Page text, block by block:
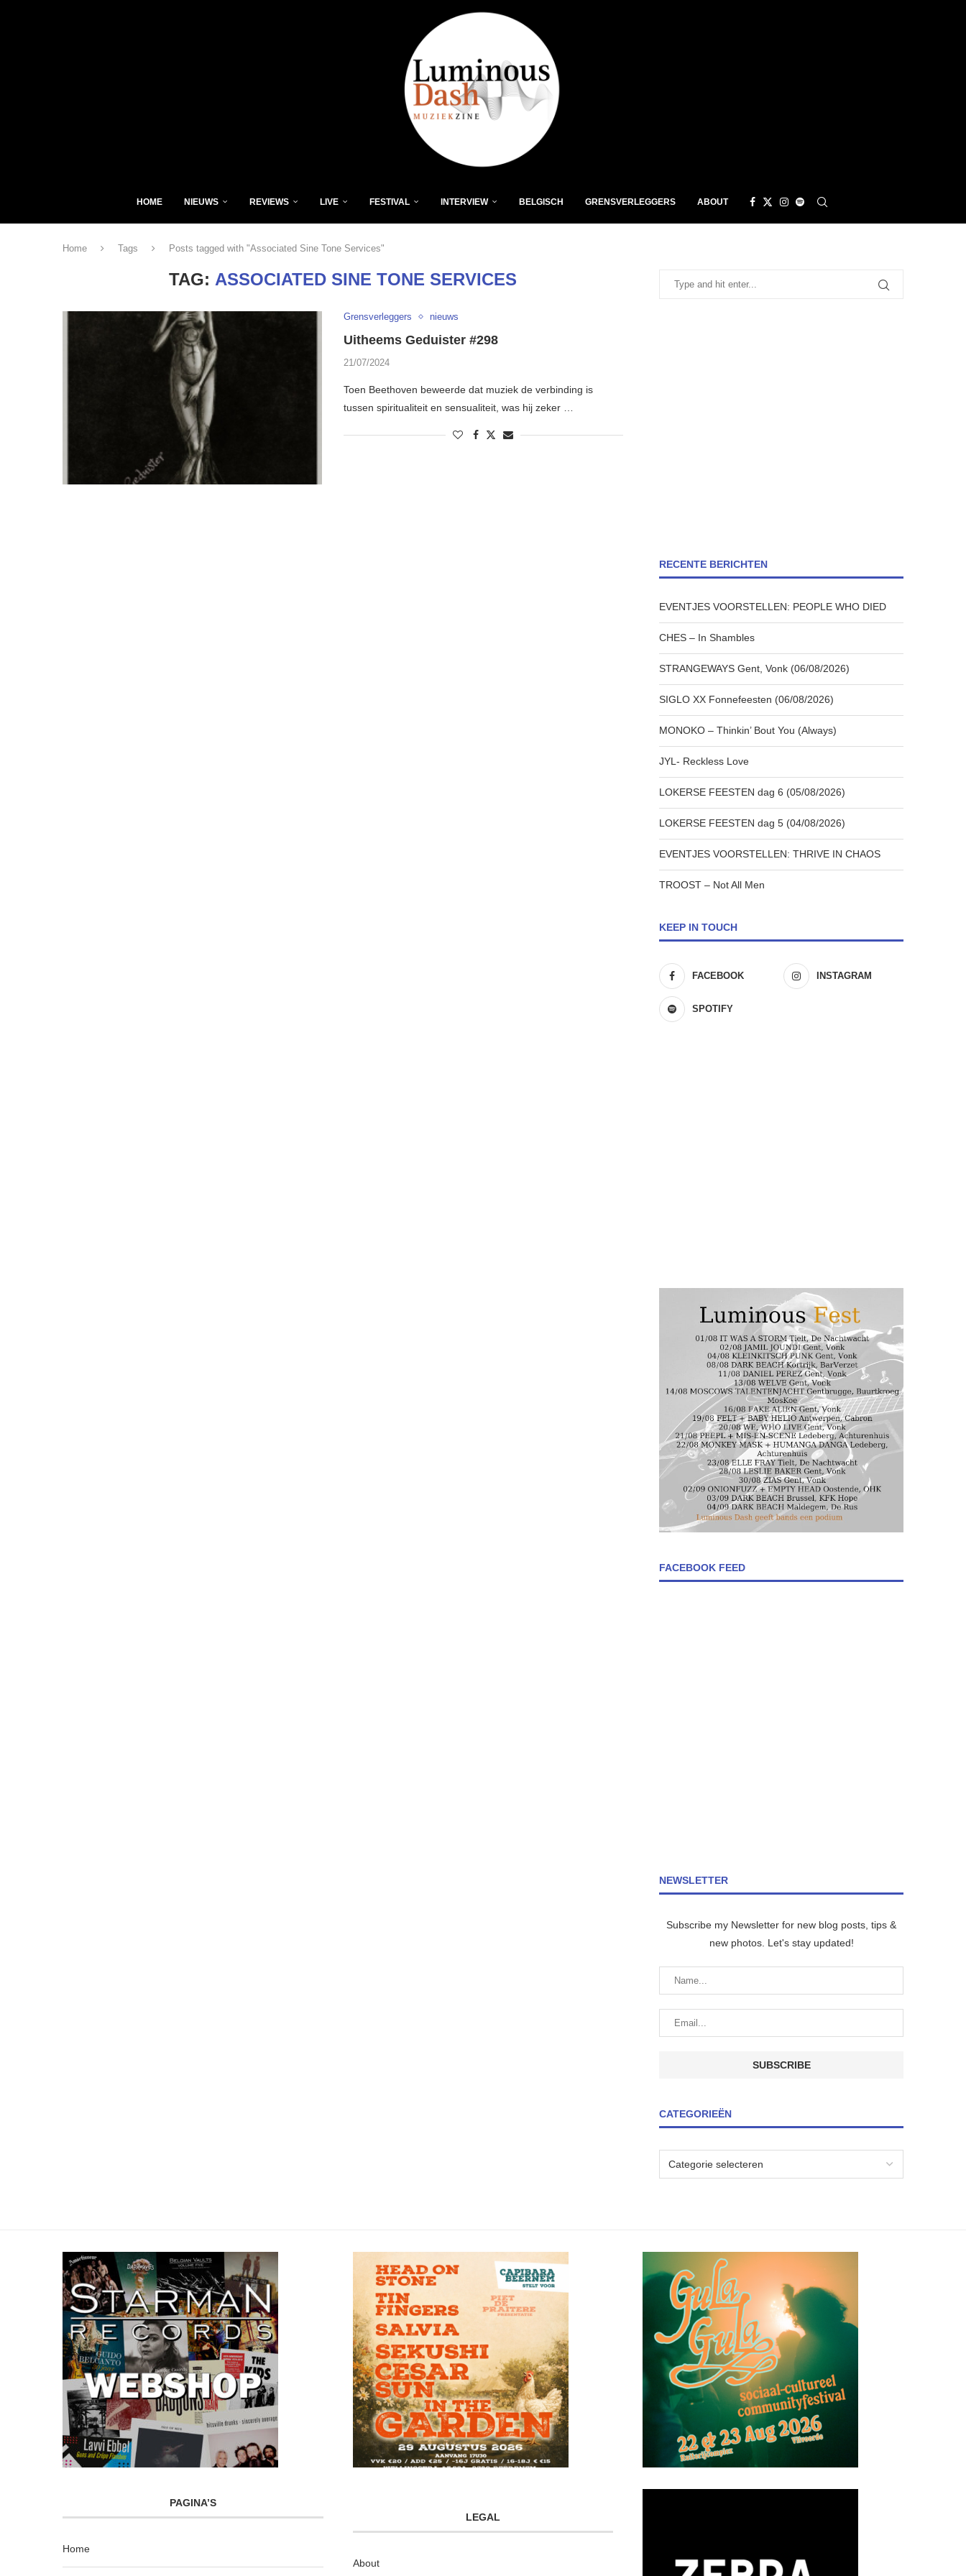
HOME NIEUWS REVIEWS LIVE FESTIVAL INTERVIEW BELGISCH GRENSVERLEGGERS ABOUT
Home Tags Posts tagged with "Associated Sine Tone Services"
TAG: ASSOCIATED SINE TONE SERVICES
Grensverleggers nieuws
Uitheems Geduister #298
21/07/2024
Toen Beethoven beweerde dat muziek de verbinding is
tussen spiritualiteit en sensualiteit, was hij zeker …
RECENTE BERICHTEN
EVENTJES VOORSTELLEN: PEOPLE WHO DIED
CHES – In Shambles
STRANGEWAYS Gent, Vonk (06/08/2026)
SIGLO XX Fonnefeesten (06/08/2026)
MONOKO – Thinkin’ Bout You (Always)
JYL- Reckless Love
LOKERSE FEESTEN dag 6 (05/08/2026)
LOKERSE FEESTEN dag 5 (04/08/2026)
EVENTJES VOORSTELLEN: THRIVE IN CHAOS
TROOST – Not All Men
KEEP IN TOUCH
FACEBOOK INSTAGRAM
SPOTIFY
FACEBOOK FEED
NEWSLETTER
Subscribe my Newsletter for new blog posts, tips &
new photos. Let's stay updated!
CATEGORIEËN
PAGINA’S
Home
LEGAL
About